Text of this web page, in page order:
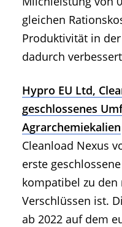
gleichen
Produktivität in
dadurch
Hypro EU Ltd,
geschlossenes
Agrarchemiekalien
Cleanload Nexus
erste
kompatibel zu den
Verschlüssen ist.
ab 2022 auf dem